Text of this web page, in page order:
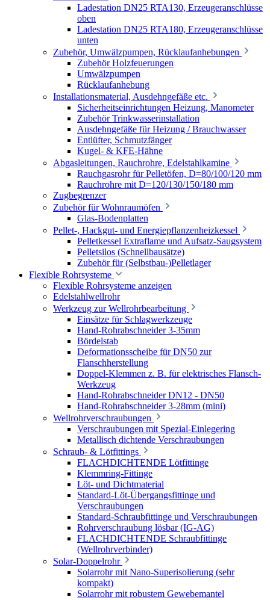
Ladestation DN25 RTA130, Erzeugeranschlüsse
oben
Ladestation DN25 RTA180, Erzeugeranschlüsse
unten
Zubehör, Umwälzpumpen, Rücklaufanhebungen
Zubehör Holzfeuerungen
Umwälzpumpen
Rücklaufanhebung
Installationsmaterial, Ausdehngefäße etc.
Sicherheitseinrichtungen Heizung, Manometer
Zubehör Trinkwasserinstallation
Ausdehngefäße für Heizung / Brauchwasser
Entlüfter, Schmutzfänger
Kugel- & KFE-Hähne
Abgasleitungen, Rauchrohre, Edelstahlkamine
Rauchgasrohr für Pelletöfen, D=80/100/120 mm
Rauchrohre mit D=120/130/150/180 mm
Zugbegrenzer
Zubehör für Wohnraumöfen
Glas-Bodenplatten
Pellet-, Hackgut- und Energiepflanzenheizkessel
Pelletkessel Extraflame und Aufsatz-Saugsystem
Pelletsilos (Schnellbausätze)
Zubehör für (Selbstbau-)Pelletlager
Flexible Rohrsysteme
Flexible Rohrsysteme anzeigen
Edelstahlwellrohr
Werkzeug zur Wellrohrbearbeitung
Einsätze für Schlagwerkzeuge
Hand-Rohrabschneider 3-35mm
Bördelstab
Deformationsscheibe für DN50 zur
Flanschherstellung
Doppel-Klemmen z. B. für elektrisches Flansch-
Werkzeug
Hand-Rohrabschneider DN12 - DN50
Hand-Rohrabschneider 3-28mm (mini)
Wellrohrverschraubungen
Verschraubungen mit Spezial-Einlegering
Metallisch dichtende Verschraubungen
Schraub- & Lötfittings
FLACHDICHTENDE Lötfittinge
Klemmring-Fittinge
Löt- und Dichtmaterial
Standard-Löt-Übergangsfittinge und
Verschraubungen
Standard-Schraubfittinge und Verschraubungen
Rohrverschraubung lösbar (IG-AG)
FLACHDICHTENDE Schraubfittinge
(Wellrohrverbinder)
Solar-Doppelrohr
Solarrohr mit Nano-Superisolierung (sehr
kompakt)
Solarrohr mit robustem Gewebemantel